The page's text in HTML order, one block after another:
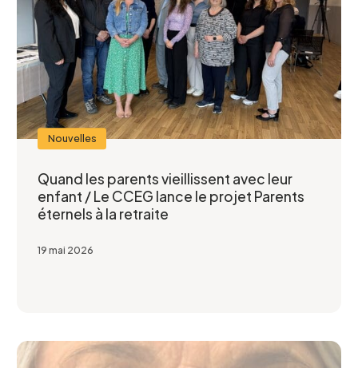
Nouvelles
Quand les parents vieillissent avec leur
enfant / Le CCEG lance le projet Parents
éternels à la retraite
19 mai 2026